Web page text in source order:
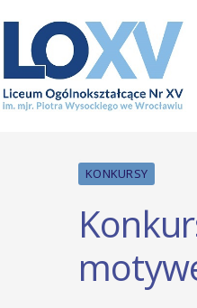
KONKURSY